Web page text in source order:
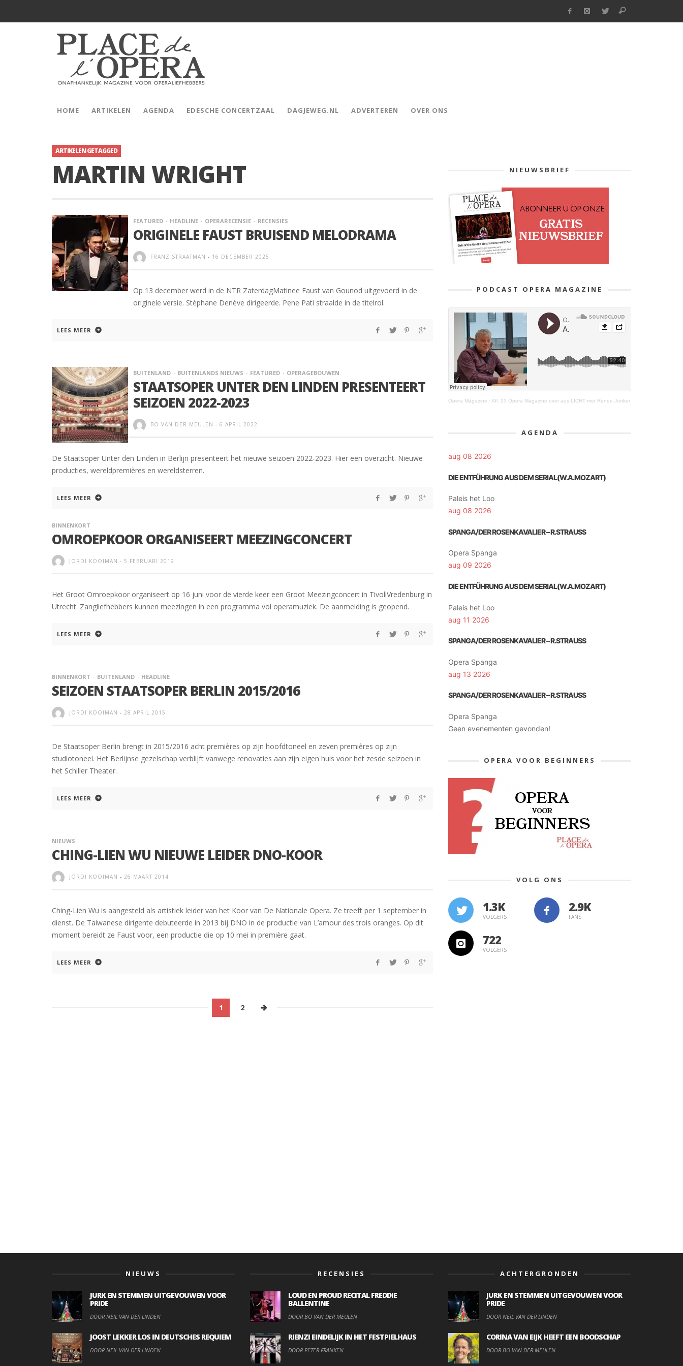
HOME ARTIKELEN AGENDA EDESCHE CONCERTZAAL DAGJEWEG.NL ADVERTEREN OVER ONS
ARTIKELEN GETAGGED
MARTIN WRIGHT
FEATURED HEADLINE OPERARECENSIE RECENSIES
ORIGINELE FAUST BRUISEND MELODRAMA
FRANZ STRAATMAN - 16 DECEMBER 2025
Op 13 december werd in de NTR ZaterdagMatinee Faust van Gounod uitgevoerd in de
originele versie. Stéphane Denève dirigeerde. Pene Pati straalde in de titelrol.
LEES MEER
BUITENLAND BUITENLANDS NIEUWS FEATURED OPERAGEBOUWEN
STAATSOPER UNTER DEN LINDEN PRESENTEERT
SEIZOEN 2022-2023
BO VAN DER MEULEN - 6 APRIL 2022
De Staatsoper Unter den Linden in Berlijn presenteert het nieuwe seizoen 2022-2023. Hier een overzicht. Nieuwe
producties, wereldpremières en wereldsterren.
LEES MEER
BINNENKORT
OMROEPKOOR ORGANISEERT MEEZINGCONCERT
JORDI KOOIMAN - 5 FEBRUARI 2019
Het Groot Omroepkoor organiseert op 16 juni voor de vierde keer een Groot Meezingconcert in TivoliVredenburg in
Utrecht. Zangliefhebbers kunnen meezingen in een programma vol operamuziek. De aanmelding is geopend.
LEES MEER
BINNENKORT BUITENLAND HEADLINE
SEIZOEN STAATSOPER BERLIN 2015/2016
JORDI KOOIMAN - 28 APRIL 2015
De Staatsoper Berlin brengt in 2015/2016 acht premières op zijn hoofdtoneel en zeven premières op zijn
studiotoneel. Het Berlijnse gezelschap verblijft vanwege renovaties aan zijn eigen huis voor het zesde seizoen in
het Schiller Theater.
LEES MEER
NIEUWS
CHING-LIEN WU NIEUWE LEIDER DNO-KOOR
JORDI KOOIMAN - 26 MAART 2014
Ching-Lien Wu is aangesteld als artistiek leider van het Koor van De Nationale Opera. Ze treeft per 1 september in
dienst. De Taiwanese dirigente debuteerde in 2013 bij DNO in de productie van L’amour des trois oranges. Op dit
moment bereidt ze Faust voor, een productie die op 10 mei in première gaat.
LEES MEER
1 2
NIEUWSBRIEF
PODCAST OPERA MAGAZINE
Opera Magazine · Afl. 23 Opera Magazine over aus LICHT met Renee Jonker
AGENDA
aug 08 2026
DIE ENTFÜHRUNG AUS DEM SERIAL(W.A.MOZART)
Paleis het Loo
aug 08 2026
SPANGA/DER ROSENKAVALIER – R.STRAUSS
Opera Spanga
aug 09 2026
DIE ENTFÜHRUNG AUS DEM SERIAL(W.A.MOZART)
Paleis het Loo
aug 11 2026
SPANGA/DER ROSENKAVALIER – R.STRAUSS
Opera Spanga
aug 13 2026
SPANGA/DER ROSENKAVALIER – R.STRAUSS
Opera Spanga
Geen evenementen gevonden!
OPERA VOOR BEGINNERS
VOLG ONS
1.3K
VOLGERS FANS
722
VOLGERS
NIEUWS
JURK EN STEMMEN UITGEVOUWEN VOOR
PRIDE
DOOR NEIL VAN DER LINDEN
JOOST LEKKER LOS IN DEUTSCHES REQUIEM
DOOR NEIL VAN DER LINDEN
RECENSIES
LOUD EN PROUD RECITAL FREDDIE
BALLENTINE
DOOR BO VAN DER MEULEN
RIENZI EINDELIJK IN HET FESTPIELHAUS
DOOR PETER FRANKEN
ACHTERGRONDEN
JURK EN STEMMEN UITGEVOUWEN VOOR
PRIDE
DOOR NEIL VAN DER LINDEN
CORINA VAN EIJK HEEFT EEN BOODSCHAP
DOOR BO VAN DER MEULEN